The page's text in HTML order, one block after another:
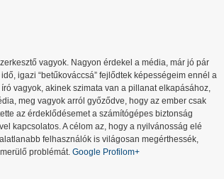
vagyok. Nagyon érdekel a média, már jó pár
igazi “betűkováccsá” fejlődtek képességeim ennél a
vagyok, akinek szimata van a pillanat elkapásához,
meg vagyok arról győződve, hogy az ember csak
az érdeklődésemet a számítógépes biztonság
kapcsolatos. A célom az, hogy a nyilvánosság elé
felhasználók is világosan megérthessék,
problémát. Google Profilom+